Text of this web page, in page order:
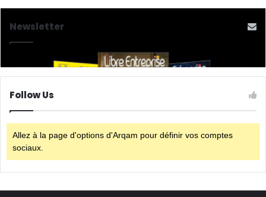
Newsletter
Follow Us
Allez à la page d'options d'Arqam pour définir vos comptes
sociaux.